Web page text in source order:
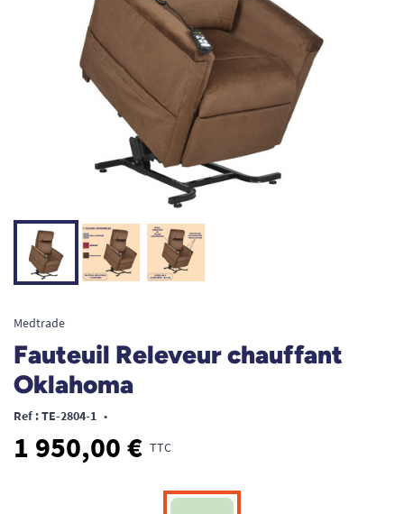
Medtrade
Fauteuil Releveur chauffant
Oklahoma
Ref : TE-2804-1 •
1 950,00 € TTC